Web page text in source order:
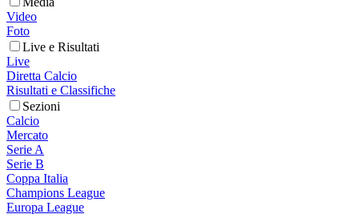
Video
Foto
Live e Risultati
Live
Diretta Calcio
Risultati e Classifiche
Sezioni
Calcio
Mercato
Serie A
Serie B
Coppa Italia
Champions League
Europa League